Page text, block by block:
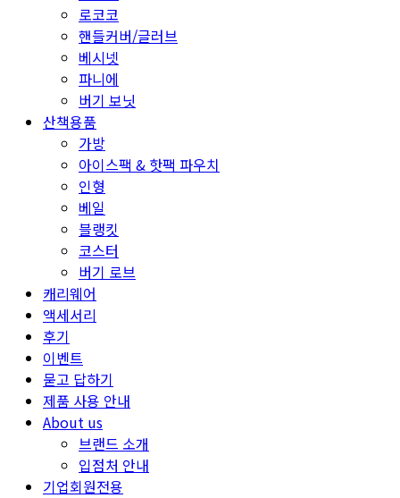
로코코
핸들커버/글러브
베시넷
파니에
버기 보닛
산책용품
가방
아이스팩 & 핫팩 파우치
인형
베일
블랭킷
코스터
버기 로브
캐리웨어
액세서리
후기
이벤트
묻고 답하기
제품 사용 안내
About us
브랜드 소개
입점처 안내
기업회원전용